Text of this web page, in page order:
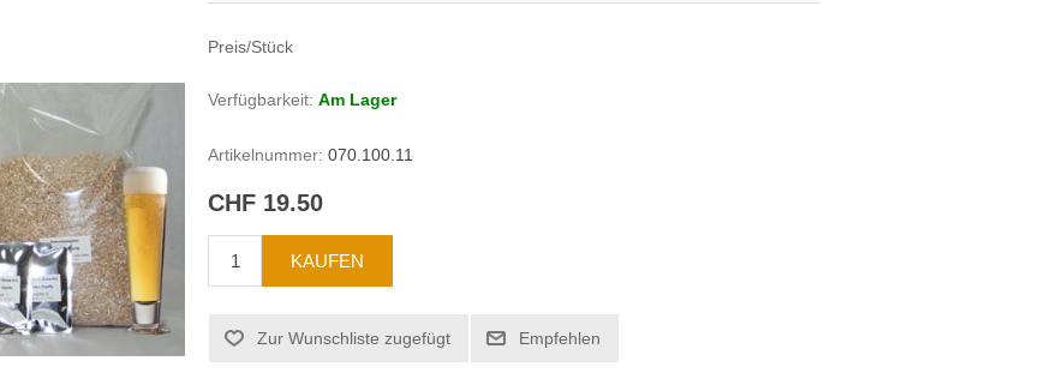
Preis/Stück
Verfügbarkeit: Am Lager
Artikelnummer: 070.100.11
CHF 19.50